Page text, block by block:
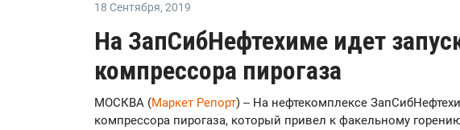
18 Сентября, 2019
На ЗапСибНефтехиме идет
компрессора пирогаза
МОСКВА (Маркет Репорт) -- На нефтекомплексе
компрессора пирогаза, который привел к факельному